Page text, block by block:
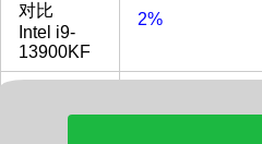
对比
Intel i9-
13900KF
2%